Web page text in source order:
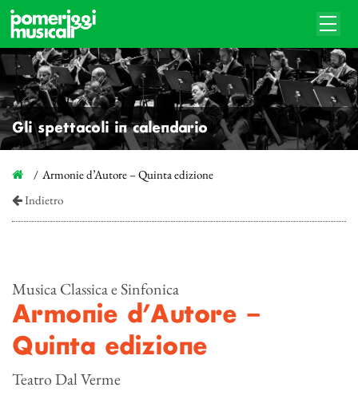
Gli spettacoli in calendario
Armonie d’Autore – Quinta edizione
Indietro
Musica Classica e Sinfonica
Armonie d’Autore –
Quinta edizione
Teatro Dal Verme